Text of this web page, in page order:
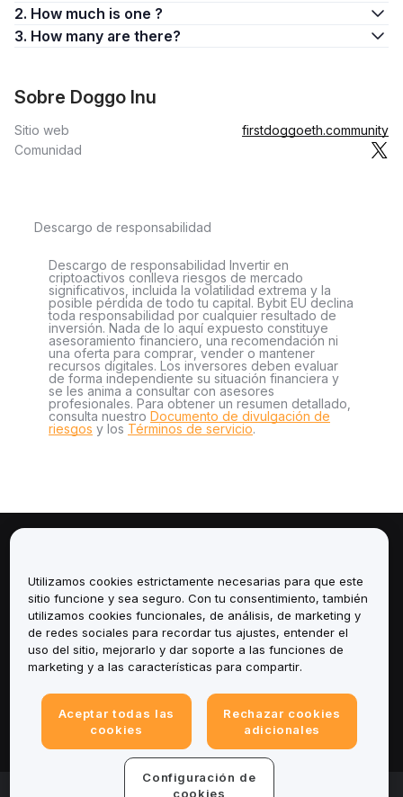
2. How much is one ?
3. How many are there?
Sobre Doggo Inu
Sitio web
firstdoggoeth.community
Comunidad
Descargo de responsabilidad
Descargo de responsabilidad Invertir en
criptoactivos conlleva riesgos de mercado
significativos, incluida la volatilidad extrema y la
posible pérdida de todo tu capital. Bybit EU declina
toda responsabilidad por cualquier resultado de
inversión. Nada de lo aquí expuesto constituye
asesoramiento financiero, una recomendación ni
una oferta para comprar, vender o mantener
recursos digitales. Los inversores deben evaluar
de forma independiente su situación financiera y
se les anima a consultar con asesores
profesionales. Para obtener un resumen detallado,
consulta nuestro Documento de divulgación de
riesgos y los Términos de servicio.
Servicios
Soporte
© 2025-2026 Bybit.eu. All rights reserved.
Utilizamos cookies estrictamente necesarias para que este
sitio funcione y sea seguro. Con tu consentimiento, también
utilizamos cookies funcionales, de análisis, de marketing y
de redes sociales para recordar tus ajustes, entender el
uso del sitio, mejorarlo y dar soporte a las funciones de
marketing y a las características para compartir.
Aceptar todas las
cookies
Rechazar cookies
adicionales
Configuración de
cookies